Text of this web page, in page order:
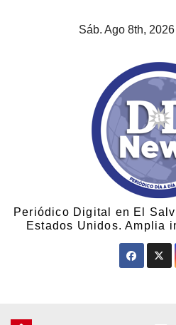
Sáb. Ago 8th, 2026
Periódico Digital en El
Estados Unidos. Amplia